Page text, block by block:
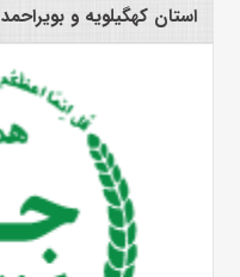
استان کهگیلویه و بویراحمد